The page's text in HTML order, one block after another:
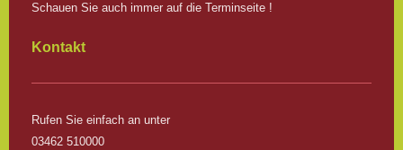
Schauen Sie auch immer auf die Terminseite !
Kontakt
Rufen Sie einfach an unter
03462 510000